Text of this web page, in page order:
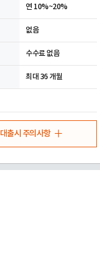
연 10%~20%
없음
수수료 없음
최대 36 개월
대출시 주의사항